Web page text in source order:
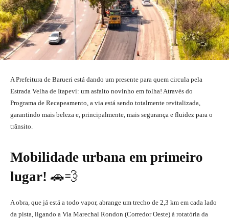
A Prefeitura de Barueri está dando um presente para quem circula pela
Estrada Velha de Itapevi: um asfalto novinho em folha! Através do
Programa de Recapeamento, a via está sendo totalmente revitalizada,
garantindo mais beleza e, principalmente, mais segurança e fluidez para o
trânsito.
Mobilidade urbana em primeiro
lugar! 🚗💨
A obra, que já está a todo vapor, abrange um trecho de 2,3 km em cada lado
da pista, ligando a Via Marechal Rondon (Corredor Oeste) à rotatória da